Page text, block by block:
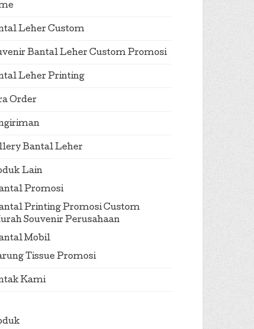
Leher Custom
Bantal Leher Custom Promosi
Leher Printing
Order
Bantal Leher
Lain
Promosi
Printing Promosi Custom
Souvenir Perusahaan
Mobil
Tissue Promosi
Kami